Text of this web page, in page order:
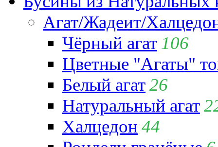
Агат/Жадеит/
Чёрный агат 106
Цветные "Агаты"
Белый агат26
Натуральный агат
Халцедон 44